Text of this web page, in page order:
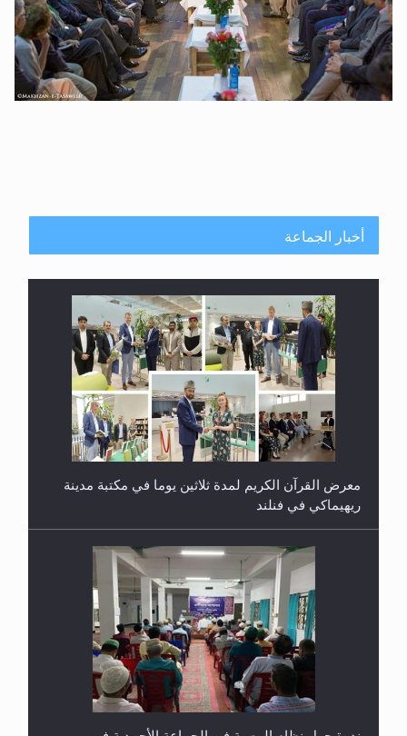
أخبار الجماعة
معرض القرآن الكريم لمدة ثلاثين يوما في مكتبة مدينة
ندوة حول نظام الوصية في الجماعة الأحمدية في